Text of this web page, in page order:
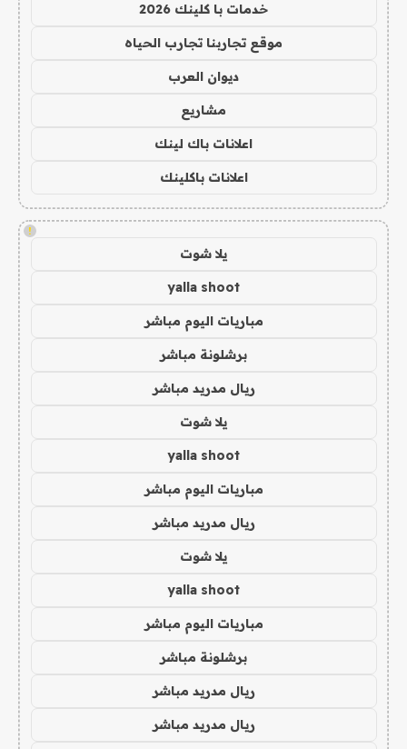
خدمات با كلينك 2026
موقع تجاربنا تجارب الحياه
ديوان العرب
مشاريع
اعلانات باك لينك
اعلانات باكلينك
!
يلا شوت
yalla shoot
مباريات اليوم مباشر
برشلونة مباشر
ريال مدريد مباشر
يلا شوت
yalla shoot
مباريات اليوم مباشر
ريال مدريد مباشر
يلا شوت
yalla shoot
مباريات اليوم مباشر
برشلونة مباشر
ريال مدريد مباشر
ريال مدريد مباشر